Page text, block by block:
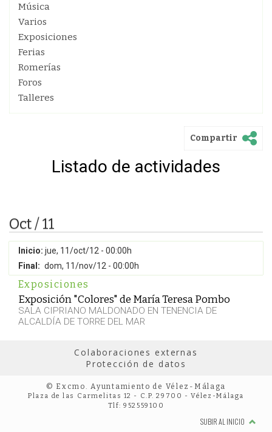
Música
Varios
Exposiciones
Ferias
Romerías
Foros
Talleres
Compartir
Listado de actividades
Oct / 11
Inicio: jue, 11/oct/12 - 00:00h
Final: dom, 11/nov/12 - 00:00h
Exposiciones
Exposición "Colores" de María Teresa Pombo
SALA CIPRIANO MALDONADO EN TENENCIA DE
ALCALDÍA DE TORRE DEL MAR
Colaboraciones externas
Protección de datos
© Excmo. Ayuntamiento de Vélez-Málaga
Plaza de las Carmelitas 12 - C.P. 29700 - Vélez-Málaga
Tlf: 952559100
SUBIR AL INICIO